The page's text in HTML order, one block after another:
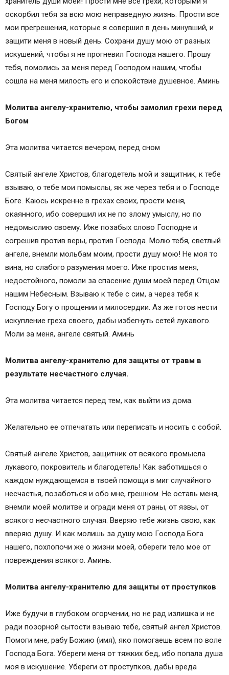
оскорбил тебя за всю мою неправедную жизнь. Прости все
мои прегрешения, которые я совершил в день минувший, и
защити меня в новый день. Сохрани душу мою от разных
искушений, чтобы я не прогневил Господа нашего. Прошу
тебя, помолись за меня перед Господом нашим, чтобы
сошла на меня милость его и спокойствие душевное. Аминь
Молитва ангелу-хранителю, чтобы замолил грехи перед
Богом
Эта молитва читается вечером, перед сном
Святый ангеле Христов, благодетель мой и защитник, к тебе
взываю, о тебе мои помыслы, як же через тебя и о Господе
Боге. Каюсь искренне в грехах своих, прости меня,
окаянного, ибо совершил их не по злому умыслу, но по
недомыслию своему. Иже позабых слово Господне и
согрешив против веры, против Господа. Молю тебя, светлый
ангеле, внемли мольбам моим, прости душу мою! Не моя то
вина, но слабого разумения моего. Иже простив меня,
недостойного, помоли за спасение души моей перед Отцом
нашим Небесным. Взываю к тебе с сим, а через тебя к
Господу Богу о прощении и милосердии. Аз же готов нести
искупление греха своего, дабы избегнуть сетей лукавого.
Моли за меня, ангеле святый. Аминь
Молитва ангелу-хранителю для защиты от травм в
результате несчастного случая.
Эта молитва читается перед тем, как выйти из дома.
Желательно ее отпечатать или переписать и носить с собой.
Святый ангеле Христов, защитник от всякого промысла
лукавого, покровитель и благодетель! Как заботишься о
каждом нуждающемся в твоей помощи в миг случайного
несчастья, позаботься и обо мне, грешном. Не оставь меня,
внемли моей молитве и огради меня от раны, от язвы, от
всякого несчастного случая. Вверяю тебе жизнь свою, как
вверяю душу. И как молишь за душу мою Господа Бога
нашего, похлопочи же о жизни моей, обереги тело мое от
повреждения всякого. Аминь.
Молитва ангелу-хранителю для защиты от проступков
Иже будучи в глубоком огорчении, но не рад излишка и не
ради позорной сытости взываю тебе, святый ангел Христов.
Помоги мне, рабу Божию (имя), яко помогаешь всем по воле
Господа Бога. Убереги меня от тяжких бед, ибо попала душа
моя в искушение. Убереги от проступков, дабы вреда